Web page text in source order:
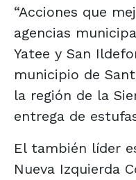
“Acciones que
agencias
Yatee y San
municipio de
la región de la
entrega de
El también líder
Nueva Izquierda